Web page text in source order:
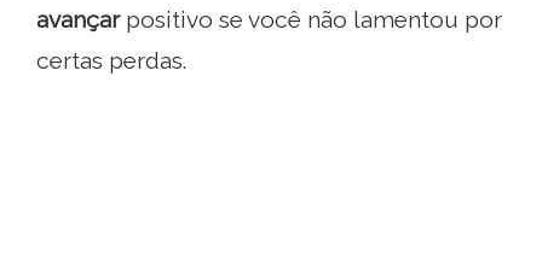
avançarpositivo se você não lamentou por
certas perdas.